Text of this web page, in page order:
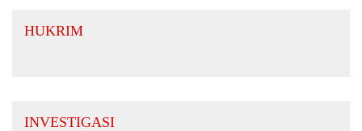
HUKRIM
INVESTIGASI